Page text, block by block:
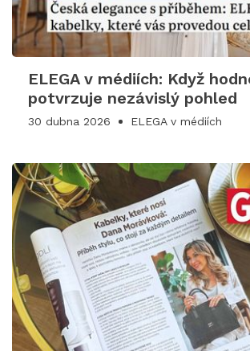
ELEGA v médiích: Když
potvrzuje nezávislý pohled
30 dubna 2026 ELEGA v médiích